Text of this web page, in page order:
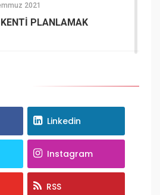
2021
PLANLAMAK
Linkedin
Instagram
RSS